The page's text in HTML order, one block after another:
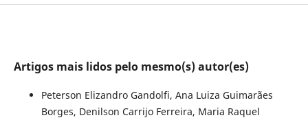
Artigos mais lidos pelo mesmo(s) autor(es)
Peterson Elizandro Gandolfi, Ana Luiza Guimarães
Borges, Denilson Carrijo Ferreira, Maria Raquel